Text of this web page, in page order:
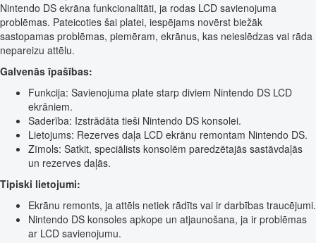
Nintendo DS ekrāna funkcionalitāti, ja rodas LCD savienojuma
problēmas. Pateicoties šai platei, iespējams novērst biežāk
sastopamas problēmas, piemēram, ekrānus, kas neieslēdzas vai rāda
nepareizu attēlu.
Galvenās īpašības:
Funkcija: Savienojuma plate starp diviem Nintendo DS LCD
ekrāniem.
Saderība: Izstrādāta tieši Nintendo DS konsolei.
Lietojums: Rezerves daļa LCD ekrānu remontam Nintendo DS.
Zīmols: Satkit, speciālists konsolēm paredzētajās sastāvdaļās
un rezerves daļās.
Tipiski lietojumi:
Ekrānu remonts, ja attēls netiek rādīts vai ir darbības traucējumi.
Nintendo DS konsoles apkope un atjaunošana, ja ir problēmas
ar LCD savienojumu.